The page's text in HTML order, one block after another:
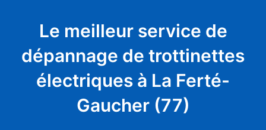
Le meilleur service de
dépannage de trottinettes
électriques à La Ferté-
Gaucher (77)